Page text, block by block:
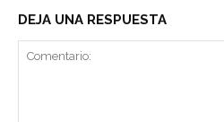
DEJA UNA RESPUESTA